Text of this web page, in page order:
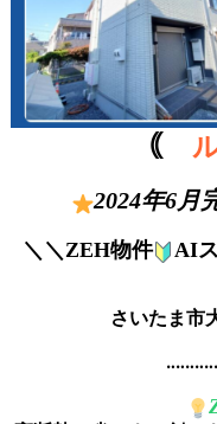
｟
2024年6月
＼＼ZEH物件 AI
さいたま市